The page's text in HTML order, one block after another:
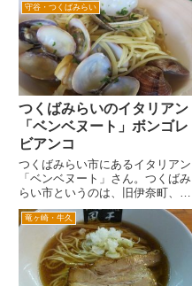
喜多方ラーメンのお店でした。蔵
という店名から店舗もお蔵をイメ
ージした白い壁に瓦屋根の雰囲気
のお店でした。 この里の蔵
が、...
守谷・つくばみらい
つくばみらいのイタリアン
「ベンベヌート」ボンゴレ
ビアンコ
つくばみらい市にあるイタリアン
「ベンベヌート」さん。つくばみ
らい市というのは、旧伊奈町、旧
谷和原村が合併してできた市で
す。 その旧伊奈町の中心部にあ
ります。 場所の説明が難し
い・・・国道６号から酒詰交差点
を県道１９号をつくばみらい方面
へ入...
竜ヶ崎・牛久